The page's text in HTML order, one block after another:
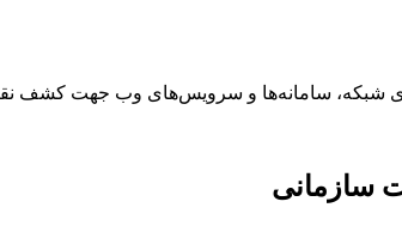
شبکه، سامانه‌ها و سرویس‌های وب جهت کشف
سازمانی